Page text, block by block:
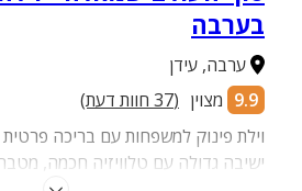
בערבה
ערבה,עידן
9.9 מצוין (
37 חוות דעת)
וילת פינוק למשפחות עם בריכה